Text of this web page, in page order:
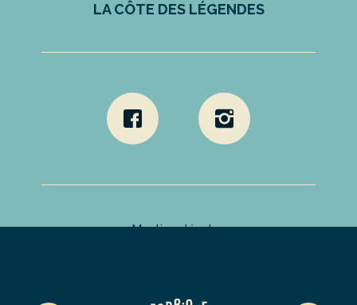
LA CÔTE DES LÉGENDES
Mentions légales
Déclaration d’accessibilité